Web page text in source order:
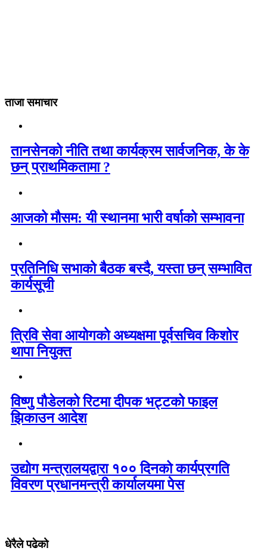
ताजा समाचार
तानसेनको नीति तथा कार्यक्रम सार्वजनिक, के के
छन् प्राथमिकतामा ?
आजको मौसम: यी स्थानमा भारी वर्षाको सम्भावना
प्रतिनिधि सभाको बैठक बस्दै, यस्ता छन् सम्भावित
कार्यसूची
त्रिवि सेवा आयोगको अध्यक्षमा पूर्वसचिव किशोर
थापा नियुक्त
विष्णु पौडेलको रिटमा दीपक भट्टको फाइल
झिकाउन आदेश
उद्योग मन्त्रालयद्वारा १०० दिनको कार्यप्रगति
विवरण प्रधानमन्त्री कार्यालयमा पेस
धेरैले पढेको